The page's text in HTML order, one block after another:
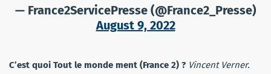
— France2ServicePresse (@France2_Presse)
August 9, 2022
C’est quoi Tout le monde ment (France 2) ? Vincent Verner.